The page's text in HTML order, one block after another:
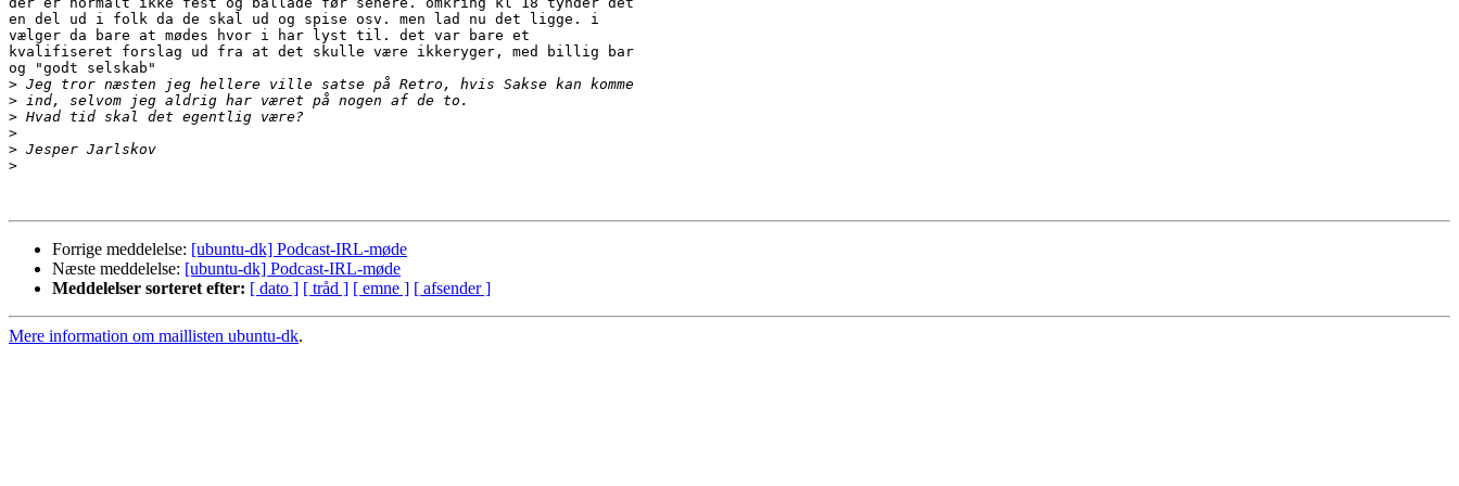
en del ud i folk da de skal ud og spise osv. men lad nu det ligge. i
vælger da bare at mødes hvor i har lyst til. det var bare et
kvalifiseret forslag ud fra at det skulle være ikkeryger, med billig bar
og "godt selskab"
>
>
>
>
>
>
Forrige meddelelse: [ubuntu-dk] Podcast-IRL-møde
Næste meddelelse: [ubuntu-dk] Podcast-IRL-møde
Meddelelser sorteret efter: [ dato ] [ tråd ] [ emne ] [ afsender ]
Mere information om maillisten ubuntu-dk.